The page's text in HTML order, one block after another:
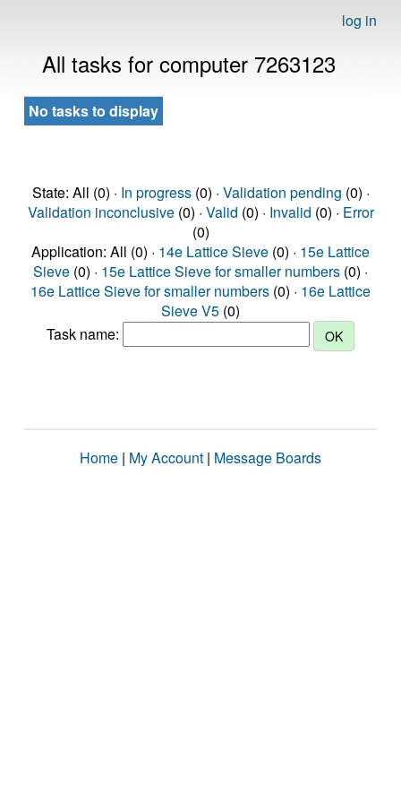
log in
All tasks for computer 7263123
No tasks to display
State: All (0) · In progress(0) · Validation pending (0) ·
Validation inconclusive(0) · Valid (0) · Invalid (0) · Error
(0)
Application: All (0) · 14e Lattice Sieve (0) · 15e Lattice
Sieve (0) · 15e Lattice Sieve for smaller numbers (0) ·
16e Lattice Sieve for smaller numbers (0) · 16e Lattice
Sieve V5 (0)
Task name:
Home | My Account | Message Boards